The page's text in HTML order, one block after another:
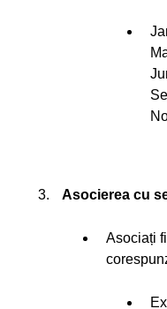
Asocierea cu
Asociați